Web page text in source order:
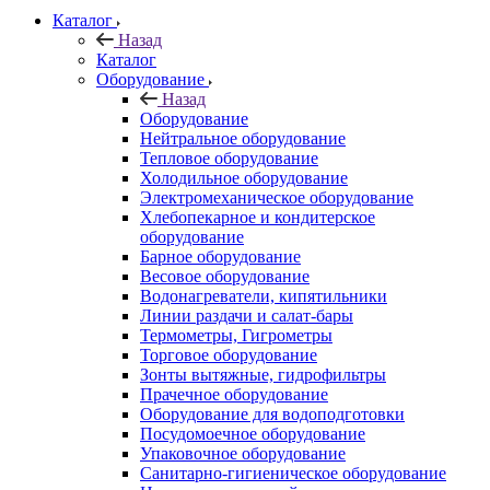
Каталог
Назад
Каталог
Оборудование
Назад
Оборудование
Нейтральное оборудование
Тепловое оборудование
Холодильное оборудование
Электромеханическое оборудование
Хлебопекарное и кондитерское
оборудование
Барное оборудование
Весовое оборудование
Водонагреватели, кипятильники
Линии раздачи и салат-бары
Термометры, Гигрометры
Торговое оборудование
Зонты вытяжные, гидрофильтры
Прачечное оборудование
Оборудование для водоподготовки
Посудомоечное оборудование
Упаковочное оборудование
Санитарно-гигиеническое оборудование